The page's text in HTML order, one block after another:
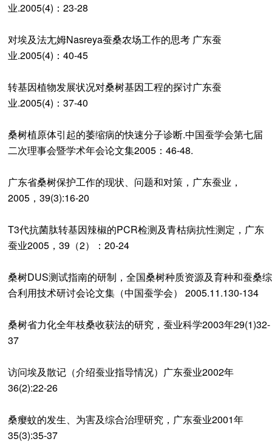
业.2005(4)：23-28
对埃及法尢姆Nasreya蚕桑农场工作的思考 广东蚕
业.2005(4)：40-45
转基因植物发展状况对桑树基因工程的探讨广东蚕
业.2005(4)：37-40
桑树植原体引起的萎缩病的快速分子诊断.中国蚕学会第七届
二次理事会暨学术年会论文集2005：46-48.
广东省桑树保护工作的现状、问题和对策，广东蚕业，
2005，39(3):16-20
T3代抗菌肽转基因辣椒的PCR检测及青枯病抗性测定，广东
蚕业2005，39（2）：20-24
桑树DUS测试指南的研制，全国桑树种质资源及育种和蚕桑综
合利用技术研讨会论文集（中国蚕学会） 2005.11.130-134
桑树省力化全年枝桑收获法的研究，蚕业科学2003年29(1)32-
37
访问埃及散记（介绍蚕业指导情况）广东蚕业2002年
36(2):22-26
桑瘿蚊的发生、为害及综合治理研究，广东蚕业2001年
35(3):35-37